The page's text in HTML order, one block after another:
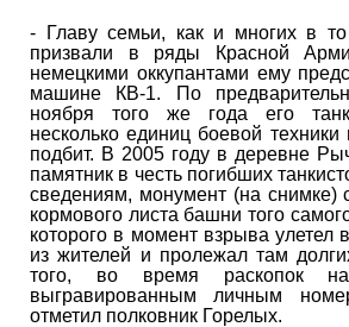
- Главу семьи, как и многих в
призвали в ряды Красной
немецкими оккупантами ему
машине КВ-1. По
ноября того же года его
несколько единиц боевой
подбит. В 2005 году в деревне
памятник в честь погибших
сведениям, монумент (на снимке)
кормового листа башни того
которого в момент взрыва улетел
из жителей и пролежал там
того, во время раскопок
выгравированным личным
отметил полковник Горелых.